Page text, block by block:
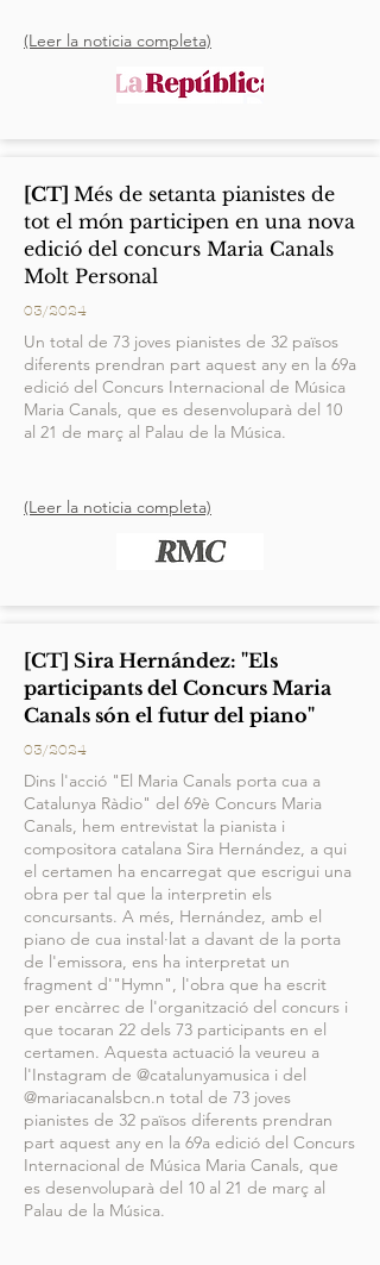
(Leer la noticia completa)
[CT] Més de setanta pianistes de
tot el món participen en una nova
edició del concurs Maria Canals
Molt Personal
03/2024
Un total de 73 joves pianistes de 32 països
diferents prendran part aquest any en la 69a
edició del Concurs Internacional de Música
Maria Canals, que es desenvoluparà del 10
al 21 de març al Palau de la Música.
(Leer la noticia completa)
[CT] Sira Hernández: "Els
participants del Concurs Maria
Canals són el futur del piano"
03/2024
Dins l'acció "El Maria Canals porta cua a
Catalunya Ràdio" del 69è Concurs Maria
Canals, hem entrevistat la pianista i
compositora catalana Sira Hernández, a qui
el certamen ha encarregat que escrigui una
obra per tal que la interpretin els
concursants. A més, Hernández, amb el
piano de cua instal·lat a davant de la porta
de l'emissora, ens ha interpretat un
fragment d'"Hymn", l'obra que ha escrit
per encàrrec de l'organització del concurs i
que tocaran 22 dels 73 participants en el
certamen. Aquesta actuació la veureu a
l'Instagram de @catalunyamusica i del
@mariacanalsbcn.n total de 73 joves
pianistes de 32 països diferents prendran
part aquest any en la 69a edició del Concurs
Internacional de Música Maria Canals, que
es desenvoluparà del 10 al 21 de març al
Palau de la Música.